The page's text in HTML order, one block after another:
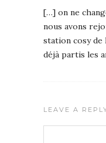
[…] on ne
nous avons
station cosy de
déjà partis les
LEAVE A